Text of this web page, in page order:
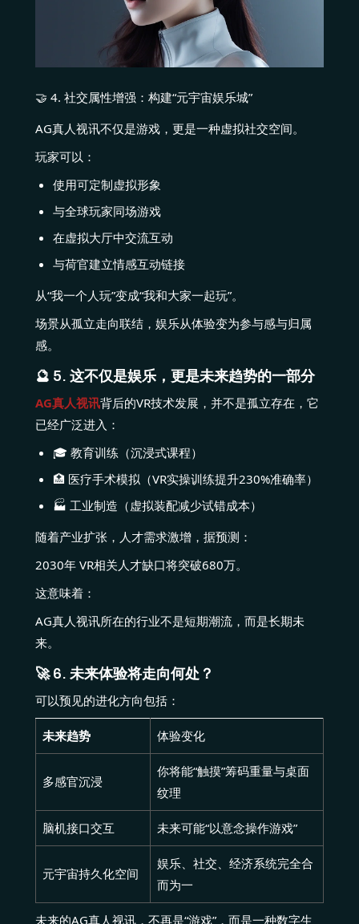
🤝 4. 社交属性增强：构建“元宇宙娱乐城”
AG真人视讯不仅是游戏，更是一种虚拟社交空间。
玩家可以：
使用可定制虚拟形象
与全球玩家同场游戏
在虚拟大厅中交流互动
与荷官建立情感互动链接
从“我一个人玩”变成“我和大家一起玩”。
场景从孤立走向联结，娱乐从体验变为参与感与归属
感。
🔮 5. 这不仅是娱乐，更是未来趋势的一部分
AG真人视讯背后的VR技术发展，并不是孤立存在，它
已经广泛进入：
🎓 教育训练（沉浸式课程）
🏥 医疗手术模拟（VR实操训练提升230%准确率）
🏭 工业制造（虚拟装配减少试错成本）
随着产业扩张，人才需求激增，据预测：
2030年 VR相关人才缺口将突破680万。
这意味着：
AG真人视讯所在的行业不是短期潮流，而是长期未
来。
🚀 6. 未来体验将走向何处？
可以预见的进化方向包括：
未来趋势 体验变化
多感官沉浸
你将能“触摸”筹码重量与桌面
纹理
脑机接口交互 未来可能“以意念操作游戏”
元宇宙持久化空间
娱乐、社交、经济系统完全合
而为一
未来的AG真人视讯，不再是“游戏”，而是一种数字生